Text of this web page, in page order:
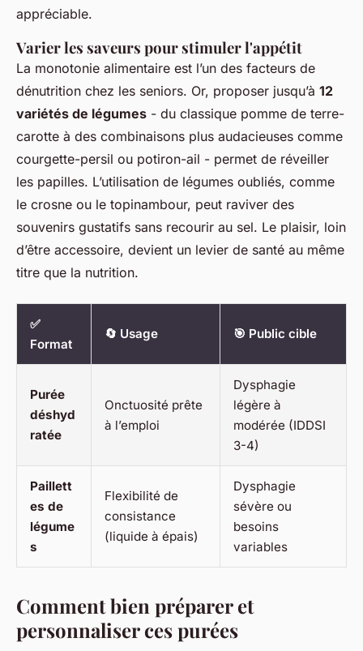
appréciable.
Varier les saveurs pour stimuler l'appétit
La monotonie alimentaire est l’un des facteurs de
dénutrition chez les seniors. Or, proposer jusqu’à 12
variétés de légumes - du classique pomme de terre-
carotte à des combinaisons plus audacieuses comme
courgette-persil ou potiron-ail - permet de réveiller
les papilles. L’utilisation de légumes oubliés, comme
le crosne ou le topinambour, peut raviver des
souvenirs gustatifs sans recourir au sel. Le plaisir, loin
d’être accessoire, devient un levier de santé au même
titre que la nutrition.
✅
Format
🔄 Usage 🎯 Public cible
Purée
déshyd
ratée
Onctuosité prête
à l’emploi
Dysphagie
légère à
modérée (IDDSI
3-4)
Paillett
es de
légume
s
Flexibilité de
consistance
(liquide à épais)
Dysphagie
sévère ou
besoins
variables
Comment bien préparer et
personnaliser ces purées